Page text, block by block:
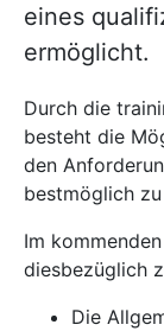
eines
ermöglicht.
Durch die
besteht die
den
bestmöglich
Im
diesbezüglich
Die